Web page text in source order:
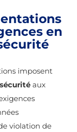
en
imposent
aux
violation de